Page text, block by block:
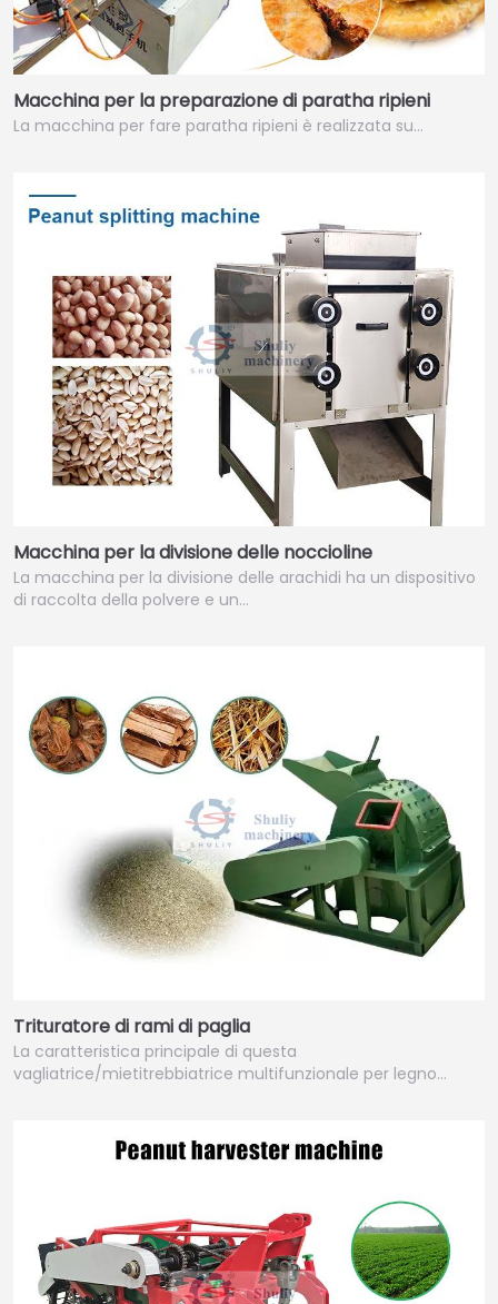
Macchina per la preparazione di paratha ripieni
La macchina per fare paratha ripieni è realizzata su…
Macchina per la divisione delle noccioline
La macchina per la divisione delle arachidi ha un dispositivo
di raccolta della polvere e un…
Trituratore di rami di paglia
La caratteristica principale di questa
vagliatrice/mietitrebbiatrice multifunzionale per legno…